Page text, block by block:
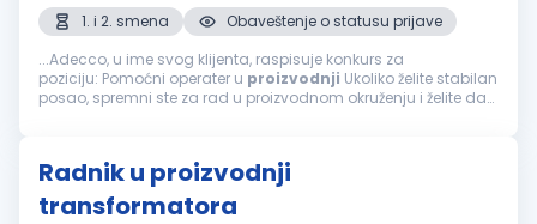
1. i 2. smena
Obaveštenje o statusu prijave
...Adecco, u ime svog klijenta, raspisuje konkurs za
poziciju: Pomoćni operater u proizvodnji Ukoliko želite stabilan
posao, spremni ste za rad u proizvodnom okruženju i želite da
Radnik u proizvodnji
transformatora